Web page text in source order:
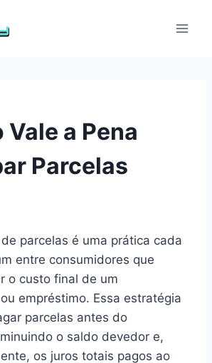
Vale a Pena
Parcelas
parcelas é uma prática cada
entre consumidores que
o custo final de um
empréstimo. Essa estratégia
parcelas antes do
o saldo devedor e,
os juros totais pagos ao